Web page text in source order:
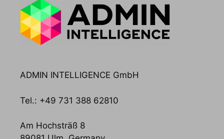
ADMIN INTELLIGENCE GmbH
Tel.: +49 731 388 62810
Am Hochsträß 8